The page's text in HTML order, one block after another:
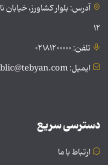
آدرس: بلوار کشاورز،
۱۲
تلفن: ۰۲۱۸۱۲۰۰۰۰۰
ایمیل: public@tebyan.com
دسترسی سریع
ارتباط با ما